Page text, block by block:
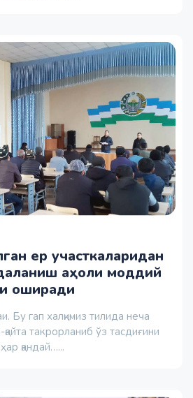
ер участкаларидан
аҳоли моддий
оширади
Бу гап халқимиз тилида неча
такрорланиб ўз тасдиғини
қандай…...